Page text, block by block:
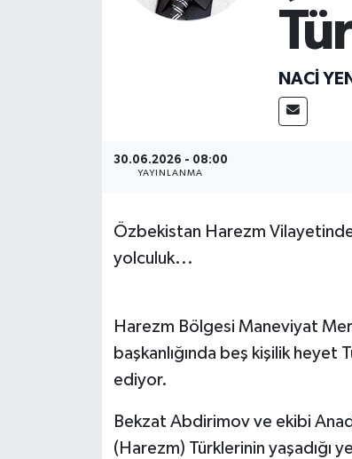
NACI
30.06.2026 - 08:00
YAYINLANMA
Özbekistan Harezm
yolculuk...
Harezm Bölgesi Maneviyat
başkanlığında beş kişilik heyet
ediyor.
Bekzat Abdirimov ve ekibi
(Harezm) Türklerinin yaşadığı